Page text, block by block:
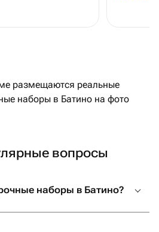
общении
на
размещаются реальные
наборы в Батино на фото
вопросы
наборы в Батино?